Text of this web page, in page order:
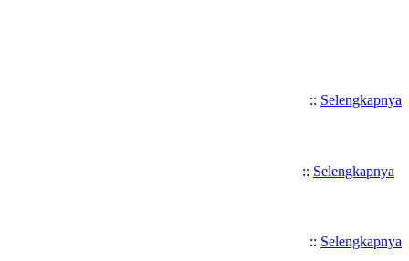
:: Selengkapnya
:: Selengkapnya
:: Selengkapnya